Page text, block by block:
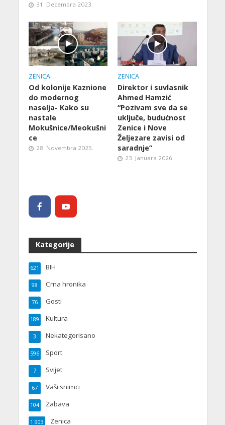
31. Decembra 2023.
ZENICA
Od kolonije Kaznione
do modernog
naselja- Kako su
nastale
Mokušnice/Meokušni
ce
28. Novembra 2025.
ZENICA
Direktor i suvlasnik
Ahmed Hamzić
“Pozivam sve da se
uključe, budućnost
Zenice i Nove
Željezare zavisi od
saradnje”
23. Januara 2026.
Kategorije
BIH
621
Crna hronika
98
Gosti
76
Kultura
189
Nekategorisano
3
Sport
596
Svijet
7
Vaši snimci
67
Zabava
104
Zenica
1.903